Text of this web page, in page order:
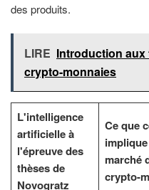
des produits.
LIRE Introduction
crypto-monnaies
L'intelligence
artificielle à
l'épreuve des
thèses de
Novogratz
Ce que
marché
crypto-